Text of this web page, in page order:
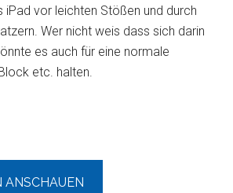
iPad vor leichten Stößen und durch
Wer nicht weis dass sich darin
es auch für eine normale
etc. halten.